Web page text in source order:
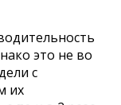
это не во
с
их